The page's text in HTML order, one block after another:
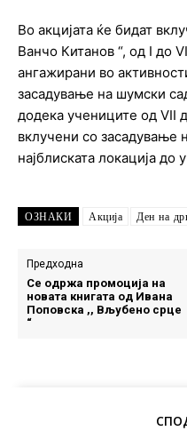
Во акцијата ќе бидат
Ванчо Китанов “, од I до
ангажирани во
засадување на шумски
додека учениците од VII
вклучени со засадување
најблиската локација до
ОЗНАКИ Акција Ден на
Предходна
Се одржа промоција на
новата книгата од Ивана
Поповска ,, Вљубено срце
“